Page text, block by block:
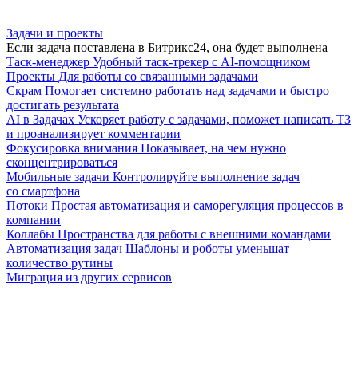
Задачи и проекты
Если задача поставлена в Битрикс24, она будет выполнена
Таск-менеджер Удобный таск-трекер с AI-помощником
Проекты Для работы со связанными задачами
Скрам Помогает системно работать над задачами и быстро
достигать результата
AI в Задачах Ускоряет работу с задачами, поможет написать ТЗ
и проанализирует комментарии
Фокусировка внимания Показывает, на чем нужно
сконцентрироваться
Мобильные задачи Контролируйте выполнение задач
со смартфона
Потоки Простая автоматизация и саморегуляция процессов в
компании
Коллабы Пространства для работы с внешними командами
Автоматизация задач Шаблоны и роботы уменьшат
количество рутины
Миграция из других сервисов